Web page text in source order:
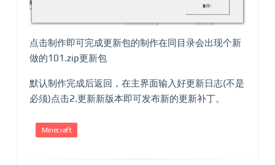
点击制作即可完成更新包的制作在同目录会出现个新
做的101.zip更新包
默认制作完成后返回，在主界面输入好更新日志(不是
必须)点击2.更新新版本即可发布新的更新补丁。
Minecraft